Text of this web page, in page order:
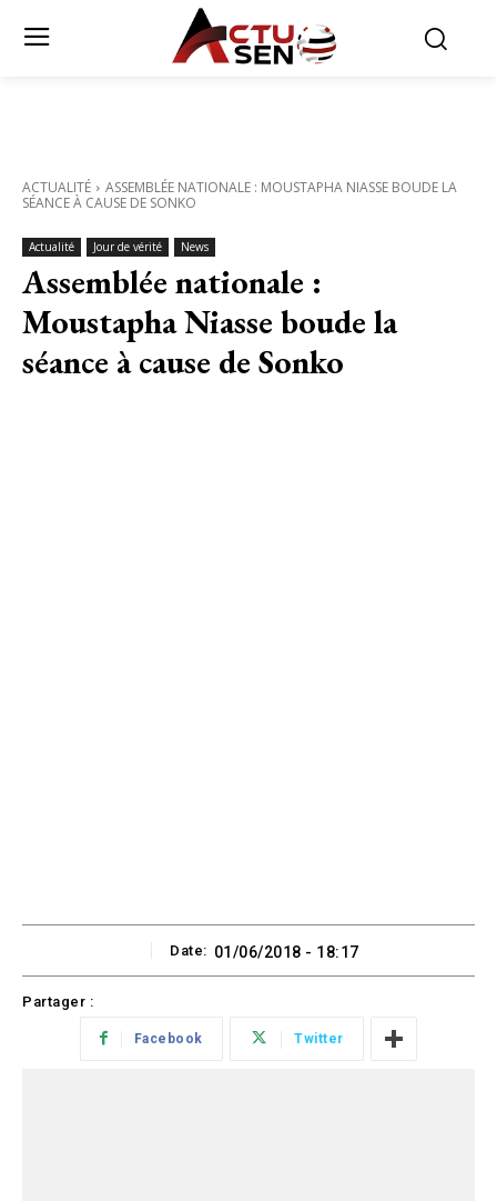
ACTUALITÉ
ASSEMBLÉE NATIONALE : MOUSTAPHA NIASSE BOUDE LA
SÉANCE À CAUSE DE SONKO
Actualité Jour de vérité News
Assemblée nationale :
Moustapha Niasse boude la
séance à cause de Sonko
Date: 01/06/2018 - 18:17
Partager :
Facebook Twitter